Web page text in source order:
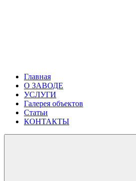
Главная
О ЗАВОДЕ
УСЛУГИ
Галерея объектов
Статьи
КОНТАКТЫ